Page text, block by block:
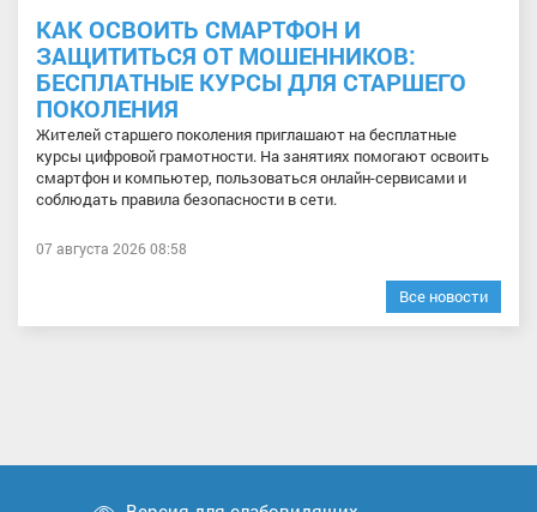
КАК ОСВОИТЬ СМАРТФОН И
ЗАЩИТИТЬСЯ ОТ МОШЕННИКОВ:
БЕСПЛАТНЫЕ КУРСЫ ДЛЯ СТАРШЕГО
ПОКОЛЕНИЯ
Жителей старшего поколения приглашают на бесплатные
курсы цифровой грамотности. На занятиях помогают освоить
смартфон и компьютер, пользоваться онлайн-сервисами и
соблюдать правила безопасности в сети.
07 августа 2026 08:58
Все новости